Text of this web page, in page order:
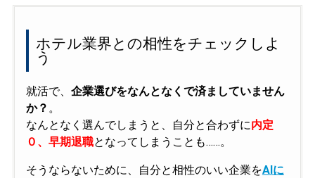
ホテル業界との相性をチェックしよ
う
就活で、 企業選びをなんとなくで済ましていません
か？ 。
なんとなく選んでしまうと、自分と合わずに内定
０、早期退職となってしまうことも……。
そうならないために、自分と相性のいい企業をAIに